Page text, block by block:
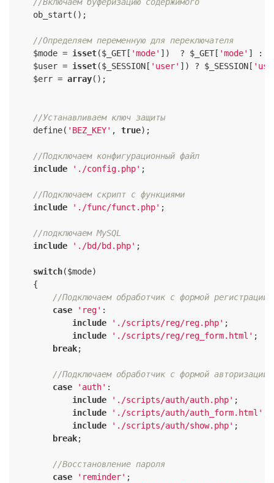
    ob_start();
//Определяем переменную для переключателя
    $mode =
isset($_GET[ 'mode' ])  ? $_GET[ 'mode' ] :
    $user =
isset($_SESSION[ 'user' ]) ? $_SESSION[
    $err =
array();
//Устанавливаем ключ защиты
    define(
'BEZ_KEY' , true);
//Подключаем конфигурационный файл
include
'./config.php' ;
//Подключаем скрипт с функциями
include
'./func/funct.php' ;
//подключаем MySQL
include
'./bd/bd.php' ;
switch($mode)
    {
//Подключаем обработчик с формой регистрации
case
'reg' :
include
'./scripts/reg/reg.php' ;
include
'./scripts/reg/reg_form.html' ;
break;
//Подключаем обработчик с формой авторизации
case
'auth' :
include
'./scripts/auth/auth.php' ;
include
'./scripts/auth/auth_form.html'
include
'./scripts/auth/show.php' ;
break;
//Восстановление пароля
case
'reminder' ;